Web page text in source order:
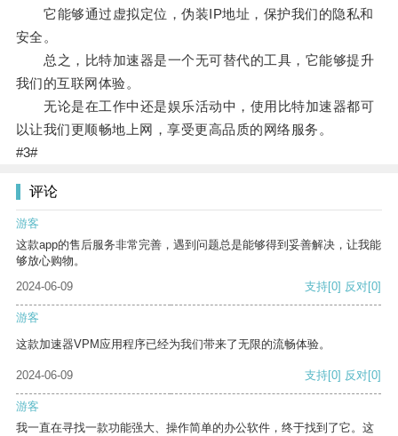
它能够通过虚拟定位，伪装IP地址，保护我们的隐私和
安全。
总之，比特加速器是一个无可替代的工具，它能够提升
我们的互联网体验。
无论是在工作中还是娱乐活动中，使用比特加速器都可
以让我们更顺畅地上网，享受更高品质的网络服务。
#3#
评论
游客
这款app的售后服务非常完善，遇到问题总是能够得到妥善解决，让我能
够放心购物。
2024-06-09
支持[0] 反对[0]
游客
这款加速器VPM应用程序已经为我们带来了无限的流畅体验。
2024-06-09 支持[0] 反对[0]
游客
我一直在寻找一款功能强大、操作简单的办公软件，终于找到了它。这